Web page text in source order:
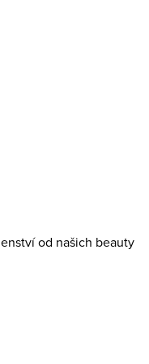
od našich beauty